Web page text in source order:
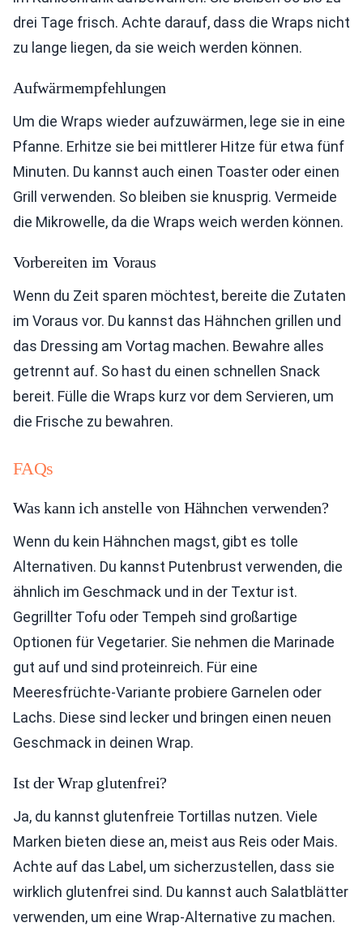
drei Tage frisch. Achte darauf, dass die Wraps nicht
zu lange liegen, da sie weich werden können.
Aufwärmempfehlungen
Um die Wraps wieder aufzuwärmen, lege sie in eine
Pfanne. Erhitze sie bei mittlerer Hitze für etwa fünf
Minuten. Du kannst auch einen Toaster oder einen
Grill verwenden. So bleiben sie knusprig. Vermeide
die Mikrowelle, da die Wraps weich werden können.
Vorbereiten im Voraus
Wenn du Zeit sparen möchtest, bereite die Zutaten
im Voraus vor. Du kannst das Hähnchen grillen und
das Dressing am Vortag machen. Bewahre alles
getrennt auf. So hast du einen schnellen Snack
bereit. Fülle die Wraps kurz vor dem Servieren, um
die Frische zu bewahren.
FAQs
Was kann ich anstelle von Hähnchen verwenden?
Wenn du kein Hähnchen magst, gibt es tolle
Alternativen. Du kannst Putenbrust verwenden, die
ähnlich im Geschmack und in der Textur ist.
Gegrillter Tofu oder Tempeh sind großartige
Optionen für Vegetarier. Sie nehmen die Marinade
gut auf und sind proteinreich. Für eine
Meeresfrüchte-Variante probiere Garnelen oder
Lachs. Diese sind lecker und bringen einen neuen
Geschmack in deinen Wrap.
Ist der Wrap glutenfrei?
Ja, du kannst glutenfreie Tortillas nutzen. Viele
Marken bieten diese an, meist aus Reis oder Mais.
Achte auf das Label, um sicherzustellen, dass sie
wirklich glutenfrei sind. Du kannst auch Salatblätter
verwenden, um eine Wrap-Alternative zu machen.